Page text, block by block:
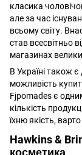
класика
але за час
всьому світу.
став всесвітньо
магазинах
В Україні також
можливість
Fjpomades є
кількість
їхню якість,
Hawkins &
косметика